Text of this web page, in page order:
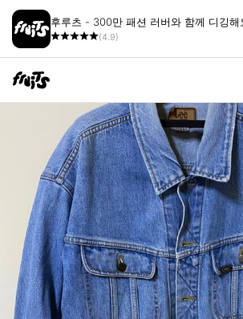
후루츠 - 300만 패션 러버와 함께 디깅해
(4.9)